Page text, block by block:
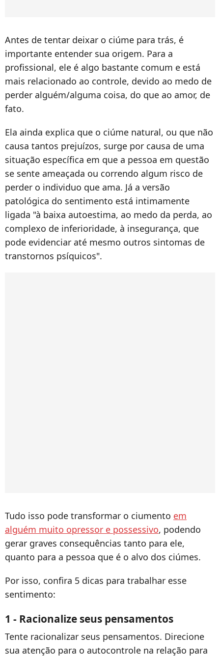
Antes de tentar deixar o ciúme para trás, é
importante entender sua origem. Para a
profissional, ele é algo bastante comum e está
mais relacionado ao controle, devido ao medo de
perder alguém/alguma coisa, do que ao amor, de
fato.
Ela ainda explica que o ciúme natural, ou que não
causa tantos prejuízos, surge por causa de uma
situação específica em que a pessoa em questão
se sente ameaçada ou correndo algum risco de
perder o individuo que ama. Já a versão
patológica do sentimento está intimamente
ligada "à baixa autoestima, ao medo da perda, ao
complexo de inferioridade, à insegurança, que
pode evidenciar até mesmo outros sintomas de
transtornos psíquicos".
Tudo isso pode transformar o ciumento em
alguém muito opressor e possessivo, podendo
gerar graves consequências tanto para ele,
quanto para a pessoa que é o alvo dos ciúmes.
Por isso, confira 5 dicas para trabalhar esse
sentimento:
1 - Racionalize seus pensamentos
Tente racionalizar seus pensamentos. Direcione
sua atenção para o autocontrole na relação para